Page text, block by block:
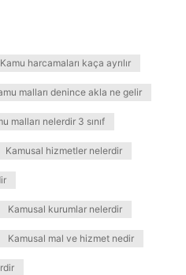
Kamu harcamaları kaça ayrılır
malları denince akla ne gelir
malları nelerdir 3 sınıf
Kamusal hizmetler nelerdir
Kamusal kurumlar nelerdir
Kamusal mal ve hizmet nedir